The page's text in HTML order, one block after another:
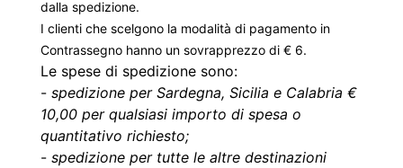
dalla spedizione.
I clienti che scelgono la modalità di pagamento in
Contrassegno hanno un sovrapprezzo di € 6.
Le spese di spedizione sono:
- spedizione per Sardegna, Sicilia e Calabria €
10,00 per qualsiasi importo di spesa o
quantitativo richiesto;
- spedizione per tutte le altre destinazioni